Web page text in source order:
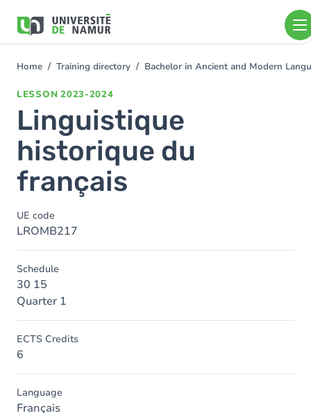
main
You
Home Training directory Bachelor in Ancient and Modern
LESSON 2023-2024
Linguistique
historique du
français
UE code
LROMB217
Schedule
30 15
Quarter 1
ECTS Credits
6
Language
Français